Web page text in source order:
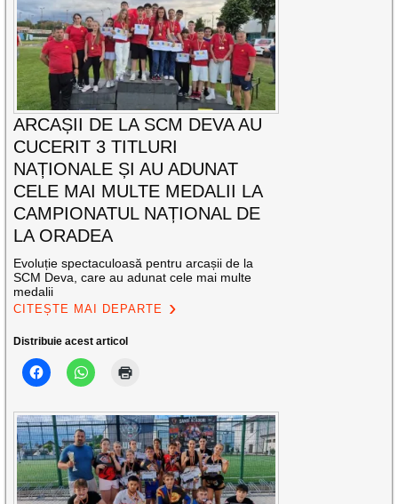
ARCAȘII DE LA SCM DEVA AU
CUCERIT 3 TITLURI
NAȚIONALE ȘI AU ADUNAT
CELE MAI MULTE MEDALII LA
CAMPIONATUL NAȚIONAL DE
LA ORADEA
Evoluție spectaculoasă pentru arcașii de la
SCM Deva, care au adunat cele mai multe
medalii
CITEȘTE MAI DEPARTE
Distribuie acest articol